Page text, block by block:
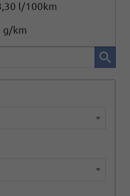
l/100km
g/km